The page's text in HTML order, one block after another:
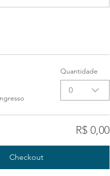
Quantidade
0
R$ 0,00
Checkout